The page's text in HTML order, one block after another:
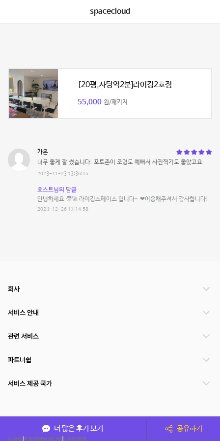
spacecloud
[20평,사당역2분]라이킹2호점
55,000 원/패키지
가은
너무 좋게 잘 썼습니다. 포토존이 조명도 예뻐서 사진찍기도 좋았고요
2023-11-23 13:36:15
호스트님의 답글
안녕하세요 🧑‍🚀 라이킹스페이스 입니다~ ❤이용해주셔서 감사합니다!
2023-12-26 13:14:58
더 많은 후기 보기 공유하기
회사
서비스 안내
관련 서비스
파트너쉽
서비스 제공 국가
이용약관개인정보처리방침운영정책